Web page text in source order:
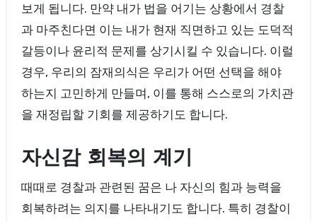
보게 됩니다. 만약 내가 법을 어기는 상황에서 경찰
과 마주친다면 이는 내가 현재 직면하고 있는 도덕적
갈등이나 윤리적 문제를 상기시킬 수 있습니다. 이럴
경우, 우리의 잠재의식은 우리가 어떤 선택을 해야
하는지 고민하게 만들며, 이를 통해 스스로의 가치관
을 재정립할 기회를 제공하기도 합니다.
자신감 회복의 계기
때때로 경찰과 관련된 꿈은 나 자신의 힘과 능력을
회복하려는 의지를 나타내기도 합니다. 특히 경찰이